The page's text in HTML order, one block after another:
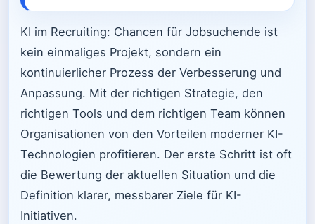
KI im Recruiting: Chancen für Jobsuchende ist
kein einmaliges Projekt, sondern ein
kontinuierlicher Prozess der Verbesserung und
Anpassung. Mit der richtigen Strategie, den
richtigen Tools und dem richtigen Team können
Organisationen von den Vorteilen moderner KI-
Technologien profitieren. Der erste Schritt ist oft
die Bewertung der aktuellen Situation und die
Definition klarer, messbarer Ziele für KI-
Initiativen.